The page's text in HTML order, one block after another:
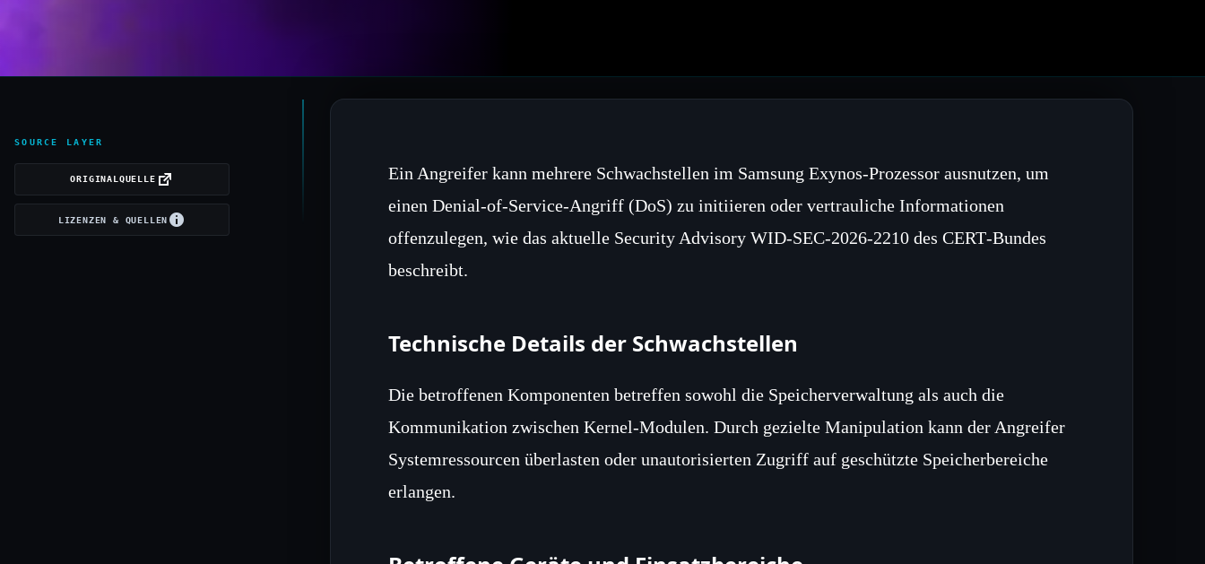
SOURCE LAYER
ORIGINALQUELLE
LIZENZEN & QUELLEN
Ein Angreifer kann mehrere Schwachstellen im Samsung Exynos‑Prozessor ausnutzen, um
einen Denial‑of‑Service‑Angriff (DoS) zu initiieren oder vertrauliche Informationen
offenzulegen, wie das aktuelle Security Advisory WID‑SEC‑2026‑2210 des CERT‑Bundes
beschreibt.
Technische Details der Schwachstellen
Die betroffenen Komponenten betreffen sowohl die Speicherverwaltung als auch die
Kommunikation zwischen Kernel‑Modulen. Durch gezielte Manipulation kann der Angreifer
Systemressourcen überlasten oder unautorisierten Zugriff auf geschützte Speicherbereiche
erlangen.